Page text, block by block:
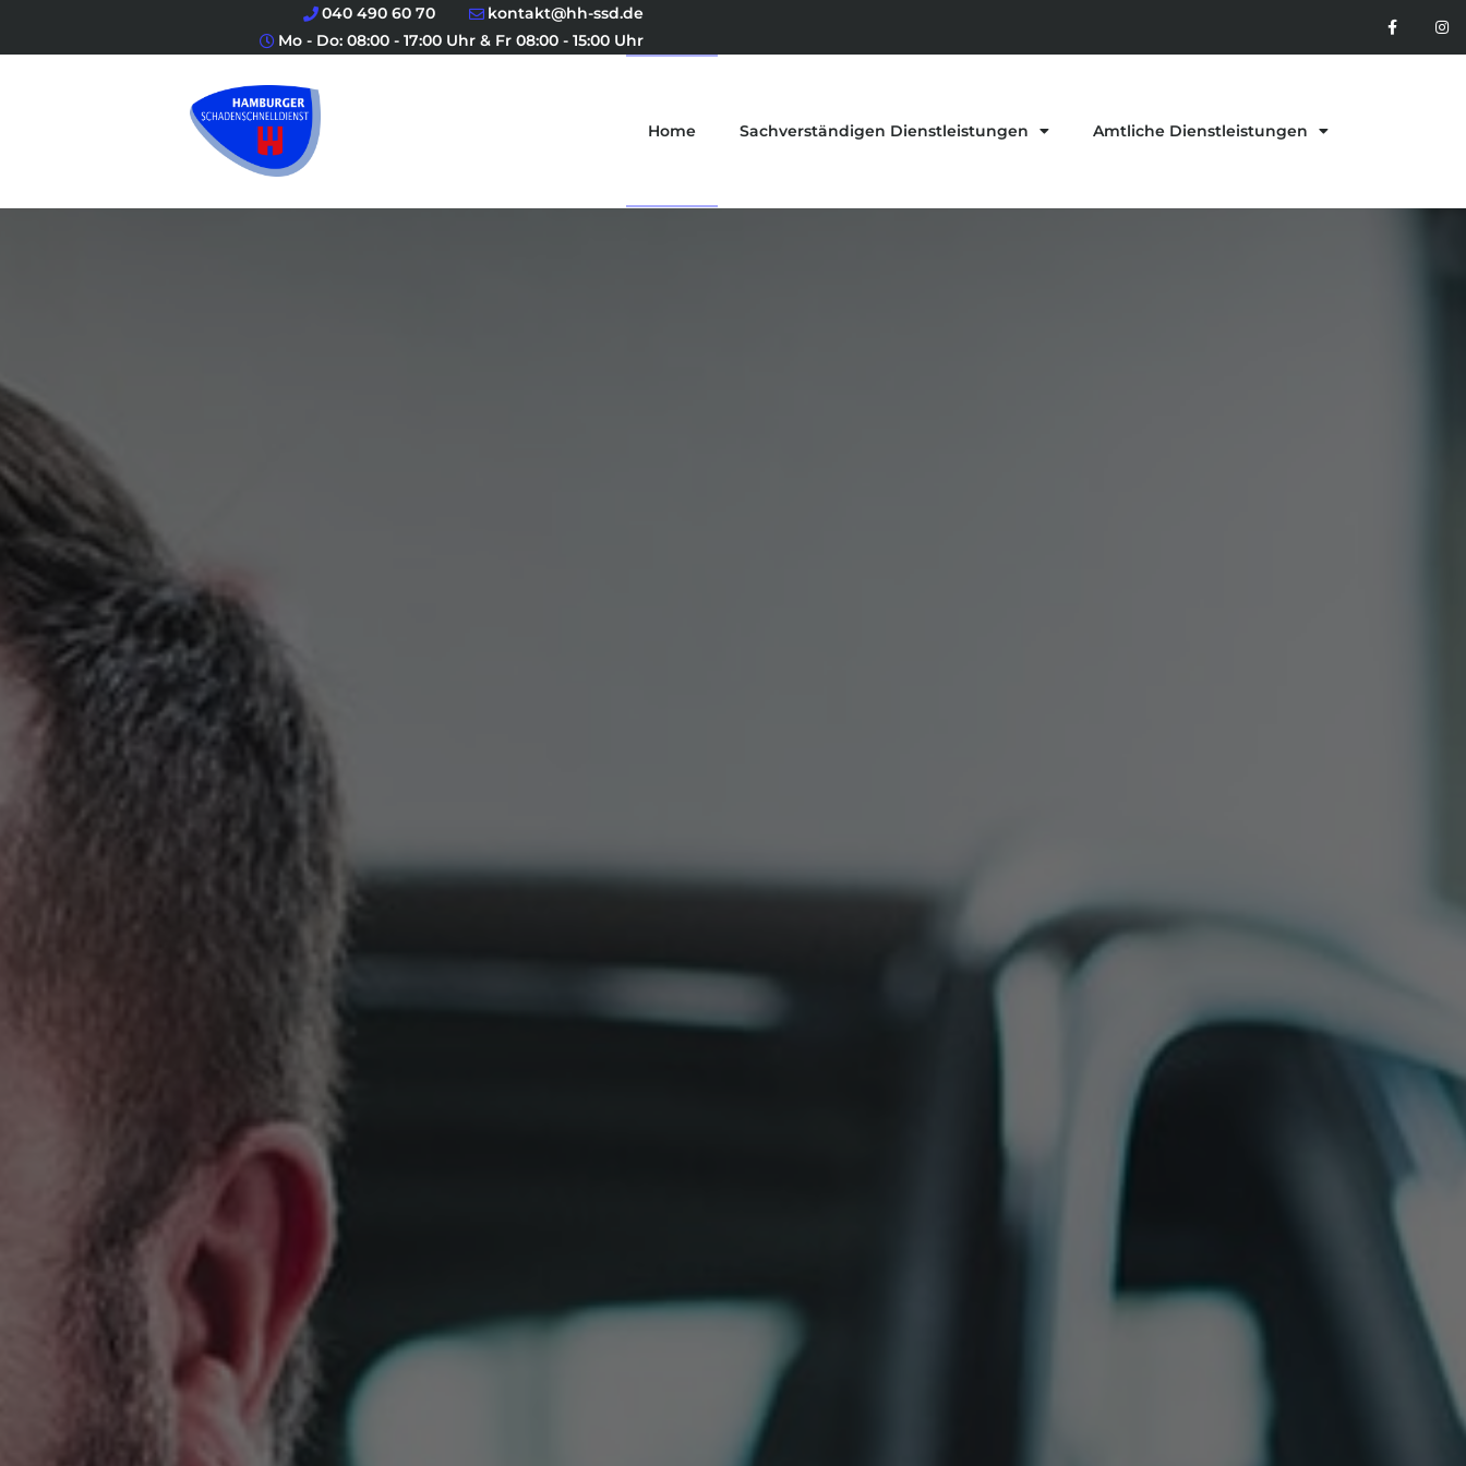
040 490 60 70
kontakt@hh-ssd.de
Mo - Do: 08:00 - 17:00 Uhr & Fr 08:00 - 15:00 Uhr
Home Sachverständigen Dienstleistungen Amtliche Dienstleistungen